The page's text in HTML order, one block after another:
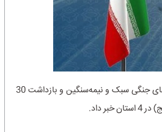
؛وزارت اطلاعات از کشف محموله‌های بزرگ سلاح‌های جنگی سبک و نیمه‌سنگین و بازداشت 30
داد.